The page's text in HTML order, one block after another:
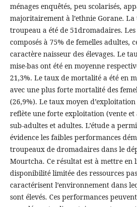
ménages enquêtés, peu scolarisés,
majoritairement à l’ethnie Gorane. La
troupeau a été de 51dromadaires.
composés à 75% de femelles adultes,
caractère naisseur des élevages. Le
mise-bas ont été en moyenne
21,3%. Le taux de mortalité a été en
avec une plus forte mortalité des
(26,9%). Le taux moyen
reflète une forte exploitation (vente et
sub-adultes et adultes. L’étude a
évidence les faibles performances
troupeaux de dromadaires dans le
Mourtcha. Ce résultat est à mettre en
disponibilité limitée des ressources
caractérisent l’environnement dans
sont élevés. Ces performances